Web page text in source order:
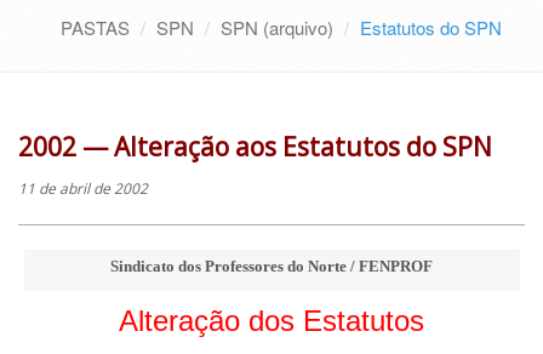
PASTAS SPN SPN (arquivo) Estatutos do SPN
2002 — Alteração aos Estatutos do SPN
11 de abril de 2002
Sindicato dos Professores do Norte / FENPROF
Alteração dos Estatutos